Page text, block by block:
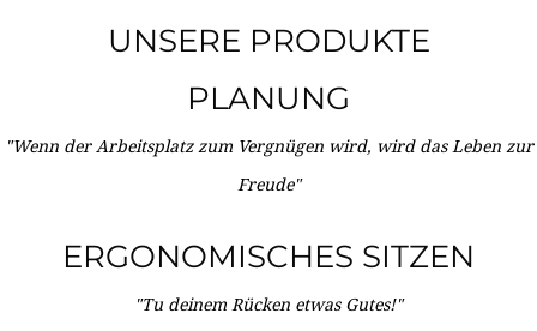
UNSERE PRODUKTE
PLANUNG
"Wenn der Arbeitsplatz zum Vergnügen wird, wird das Leben zur
Freude"
ERGONOMISCHES SITZEN
"Tu deinem Rücken etwas Gutes!"